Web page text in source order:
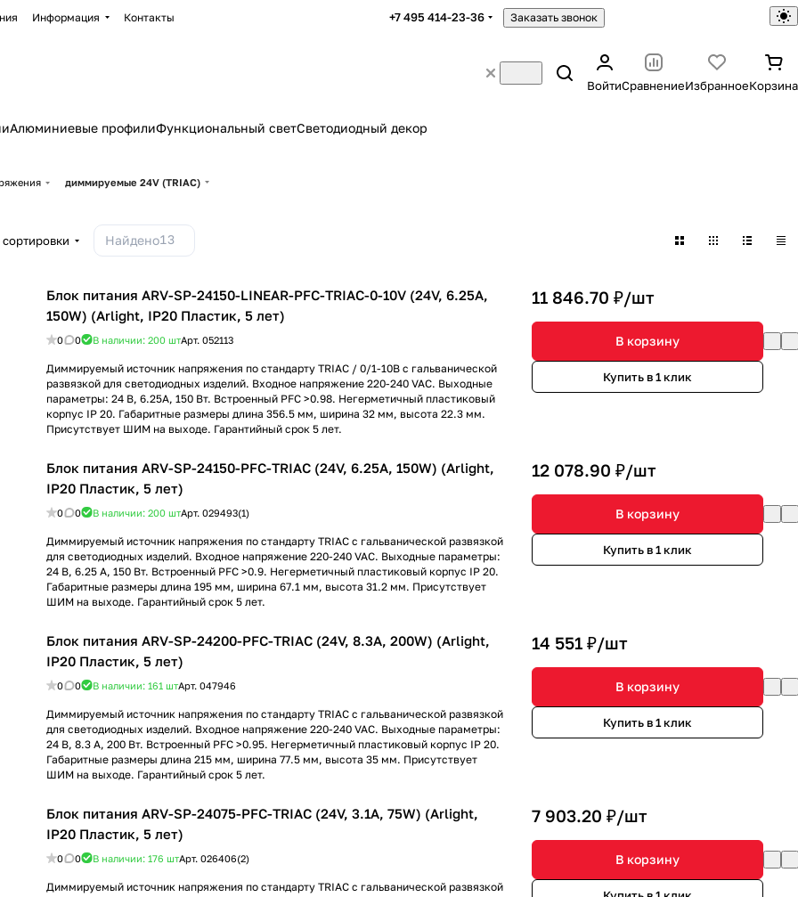
Информация Контакты +7 495 414-23-36 Заказать звонок
ВойтиСравнениеИзбранноеКорзина
Алюминиевые профилиФункциональный светСветодиодный декор
диммируемые 24V (TRIAC)
Найдено13
Блок питания ARV-SP-24150-LINEAR-PFC-TRIAC-0-10V (24V, 6.25A,
150W) (Arlight, IP20 Пластик, 5 лет)
0 0 В наличии: 200 штАрт. 052113
Диммируемый источник напряжения по стандарту TRIAC / 0/1-10В с гальванической
развязкой для светодиодных изделий. Входное напряжение 220-240 VAC. Выходные
параметры: 24 В, 6.25А, 150 Вт. Встроенный PFC >0.98. Негерметичный пластиковый
корпус IP 20. Габаритные размеры длина 356.5 мм, ширина 32 мм, высота 22.3 мм.
Присутствует ШИМ на выходе. Гарантийный срок 5 лет.
11 846.70 ₽/шт
В корзину
Купить в 1 клик
Блок питания ARV-SP-24150-PFC-TRIAC (24V, 6.25A, 150W) (Arlight,
IP20 Пластик, 5 лет)
0 0 В наличии: 200 штАрт. 029493(1)
Диммируемый источник напряжения по стандарту TRIAC с гальванической развязкой
для светодиодных изделий. Входное напряжение 220-240 VAC. Выходные параметры:
24 В, 6.25 А, 150 Вт. Встроенный PFC >0.9. Негерметичный пластиковый корпус IP 20.
Габаритные размеры длина 195 мм, ширина 67.1 мм, высота 31.2 мм. Присутствует
ШИМ на выходе. Гарантийный срок 5 лет.
12 078.90 ₽/шт
В корзину
Купить в 1 клик
Блок питания ARV-SP-24200-PFC-TRIAC (24V, 8.3A, 200W) (Arlight,
IP20 Пластик, 5 лет)
0 0 В наличии: 161 штАрт. 047946
Диммируемый источник напряжения по стандарту TRIAC с гальванической развязкой
для светодиодных изделий. Входное напряжение 220-240 VAC. Выходные параметры:
24 В, 8.3 А, 200 Вт. Встроенный PFC >0.95. Негерметичный пластиковый корпус IP 20.
Габаритные размеры длина 215 мм, ширина 77.5 мм, высота 35 мм. Присутствует
ШИМ на выходе. Гарантийный срок 5 лет.
14 551 ₽/шт
В корзину
Купить в 1 клик
Блок питания ARV-SP-24075-PFC-TRIAC (24V, 3.1A, 75W) (Arlight,
IP20 Пластик, 5 лет)
0 0 В наличии: 176 штАрт. 026406(2)
Диммируемый источник напряжения по стандарту TRIAC с гальванической развязкой
7 903.20 ₽/шт
В корзину